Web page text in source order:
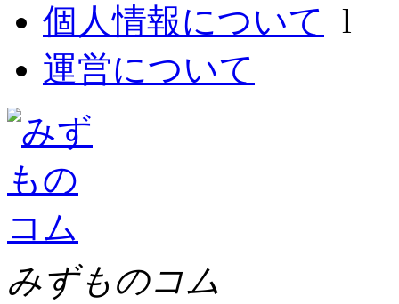
個人情報について l
運営について
みずものコム